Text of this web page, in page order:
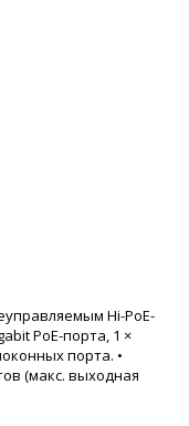
Hi-PoE-
PoE-порта, 1 ×
порта. •
(макс. выходная